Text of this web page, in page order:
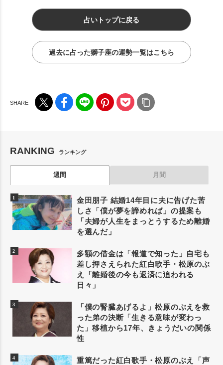
占いトップに戻る
過去に占った獅子座の運勢一覧はこちら
RANKING ランキング
週間 月間
金田朋子 結婚14年目に夫に告げた苦
しさ「僕が夢を諦めれば」の提案も
「夫婦が人生をまっとうするため離婚
を選んだ」
多額の借金は「報道で知った」自宅も
差し押さえられた紅白歌手・松原のぶ
え「離婚後の今も返済に追われる
日々」
「僕の腎臓あげるよ」松原のぶえを救
った弟の決断「生きる意味が変わっ
た」移植から17年、きょうだいの関係
性
重篤だった紅白歌手・松原のぶえ「声